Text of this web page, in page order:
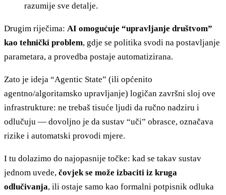
razumije sve detalje.
Drugim riječima: AI omogućuje “upravljanje društvom”
kao tehnički problem, gdje se politika svodi na postavljanje
parametara, a provedba postaje automatizirana.
Zato je ideja “Agentic State” (ili općenito
agentno/algoritamsko upravljanje) logičan završni sloj ove
infrastrukture: ne trebaš tisuće ljudi da ručno nadziru i
odlučuju — dovoljno je da sustav “uči” obrasce, označava
rizike i automatski provodi mjere.
I tu dolazimo do najopasnije točke: kad se takav sustav
jednom uvede, čovjek se može izbaciti iz kruga
odlučivanja, ili ostaje samo kao formalni potpisnik odluka